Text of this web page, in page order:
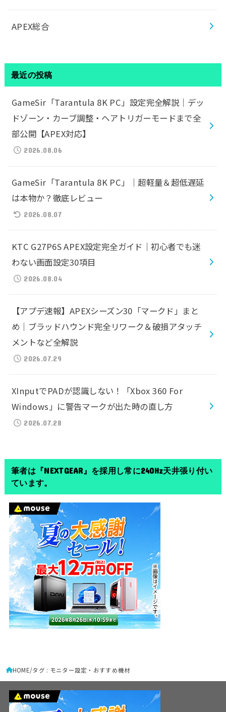
APEX総合
最近の投稿
GameSir「Tarantula 8K PC」設定完全解説｜デッ
ドゾーン・カーブ調整・ヘアトリガーモードまで全
部公開【APEX対応】
2026.08.06
GameSir「Tarantula 8K PC」｜超軽量＆超低遅延
は本物か？徹底レビュー
2026.08.07
KTC G27P6S APEX設定完全ガイド｜初心者でも迷
わない画面設定30項目
2026.08.04
【アプデ速報】APEXシーズン30「マークド」まと
め｜ブラッドハウンド完全リワーク＆破損アタッチ
メントなど全解説
2026.07.29
XInputでPADが認識しない！「Xbox 360 For
Windows」に警告マークが出た時の直し方
2026.07.28
筆者は『NEXTGEAR』を採用し常に240Hz天井張り付い
ています。
HOME タグ : モニター設定・おすすめ機材